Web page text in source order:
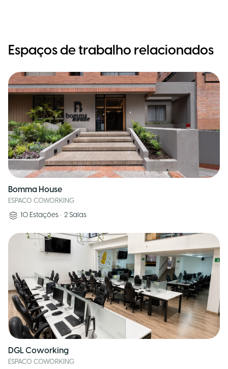
Espaços de trabalho relacionados
Bomma House
ESPACO COWORKING
10 Estações • 2 Salas
DGL Coworking
ESPACO COWORKING